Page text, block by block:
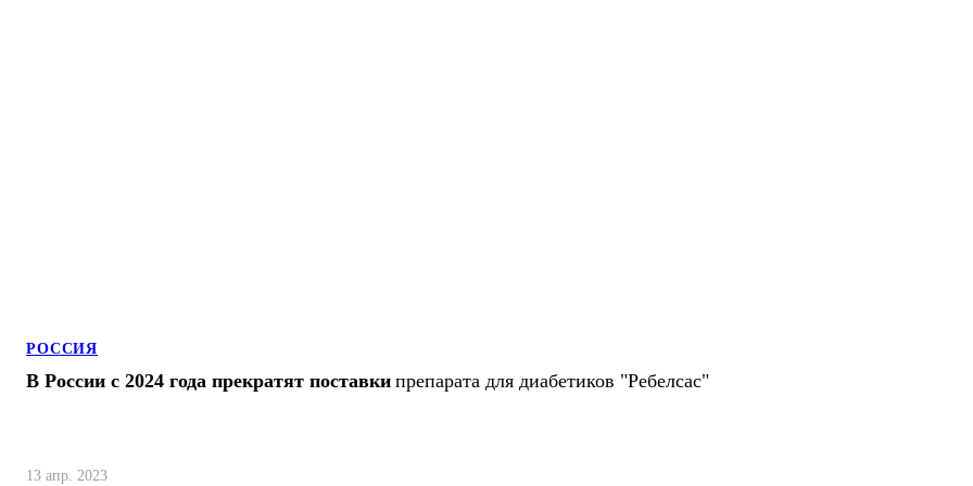
РОССИЯ
В России с 2024 года прекратят поставки препарата для диабетиков "Ребелсас"
13 апр. 2023